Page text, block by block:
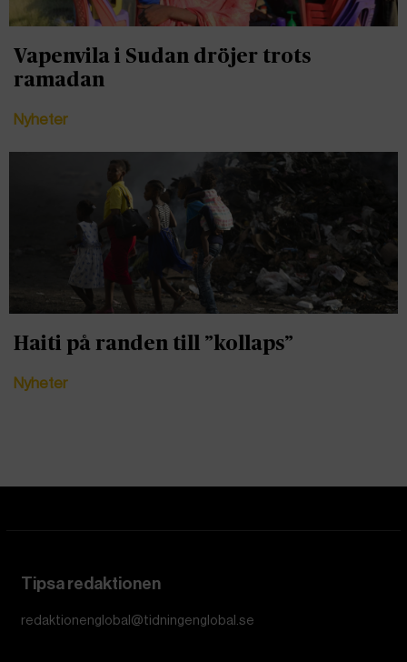
Vapenvila i Sudan dröjer trots
ramadan
Nyheter
Haiti på randen till ”kollaps”
Nyheter
Tipsa redaktionen
redaktionenglobal@tidningenglobal.se